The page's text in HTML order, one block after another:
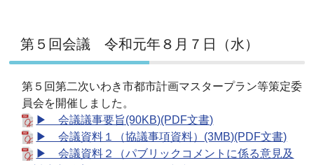
第５回会議 令和元年８月７日（水）
第５回第二次いわき市都市計画マスタープラン等策定委
員会を開催しました。
▶ 会議議事要旨(90KB)(PDF文書)
▶ 会議資料１（協議事項資料）(3MB)(PDF文書)
▶ 会議資料２（パブリックコメントに係る意見及